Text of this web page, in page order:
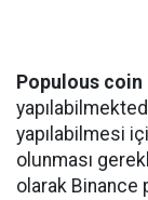
Populous coin
yapılabilmesi
olunması
olarak Binance